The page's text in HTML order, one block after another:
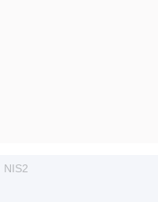
NIS2